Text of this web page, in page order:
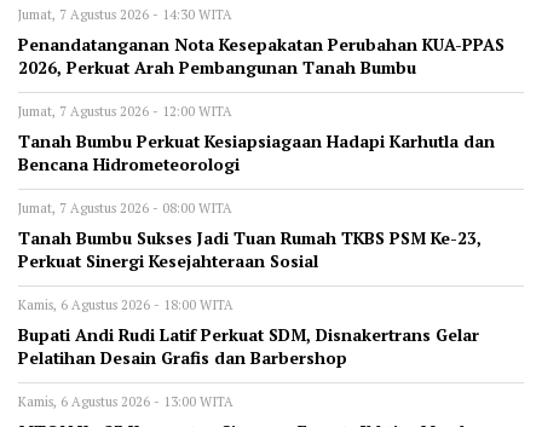
Jumat, 7 Agustus 2026 - 14:30 WITA
Penandatanganan Nota Kesepakatan Perubahan KUA-PPAS
2026, Perkuat Arah Pembangunan Tanah Bumbu
Jumat, 7 Agustus 2026 - 12:00 WITA
Tanah Bumbu Perkuat Kesiapsiagaan Hadapi Karhutla dan
Bencana Hidrometeorologi
Jumat, 7 Agustus 2026 - 08:00 WITA
Tanah Bumbu Sukses Jadi Tuan Rumah TKBS PSM Ke-23,
Perkuat Sinergi Kesejahteraan Sosial
Kamis, 6 Agustus 2026 - 18:00 WITA
Bupati Andi Rudi Latif Perkuat SDM, Disnakertrans Gelar
Pelatihan Desain Grafis dan Barbershop
Kamis, 6 Agustus 2026 - 13:00 WITA